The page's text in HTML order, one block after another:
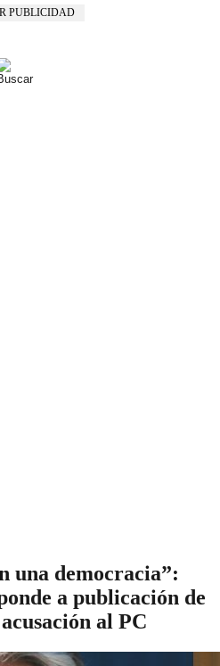
una democracia”:
a publicación de
al PC